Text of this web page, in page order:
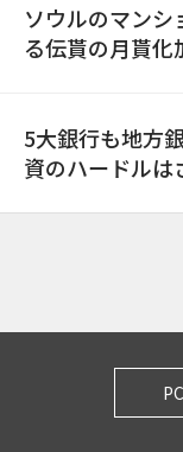
ソウルのマンシ
る伝貰の月貰化
5大銀行も地方
資のハードルは